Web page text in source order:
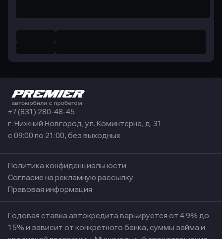
+7 (831) 280-48-45
г. Нижний Новгород, ул. Коминтерна, д. 31
с 09:00 по 21:00, без выходных
Политика конфиденциальности
Согласие на рекламную рассылку
Правовая информация
Годовая ставка автокредита варьируется от 4.9% до
15% и зависит от конкретного банка, суммы займа и